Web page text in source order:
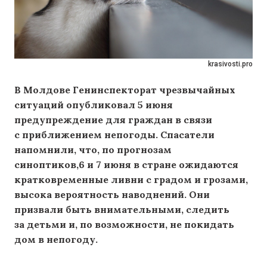
krasivosti.pro
В Молдове Генинспекторат чрезвычайных
ситуаций опубликовал 5 июня
предупреждение для граждан в связи
с приближением непогоды. Спасатели
напомнили, что, по прогнозам
синоптиков,6 и 7 июня в стране ожидаются
кратковременные ливни с градом и грозами,
высока вероятность наводнений. Они
призвали быть внимательными, следить
за детьми и, по возможности, не покидать
дом в непогоду.